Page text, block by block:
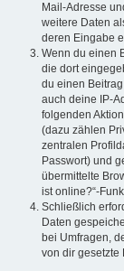
Mail-Adresse
weitere Daten
deren Eingabe
Wenn du einen
die dort
du einen
auch deine IP-
folgenden
(dazu zählen
zentralen
Passwort) und
übermittelte
ist online?“-
Schließlich
Daten
bei Umfragen,
von dir gesetzte